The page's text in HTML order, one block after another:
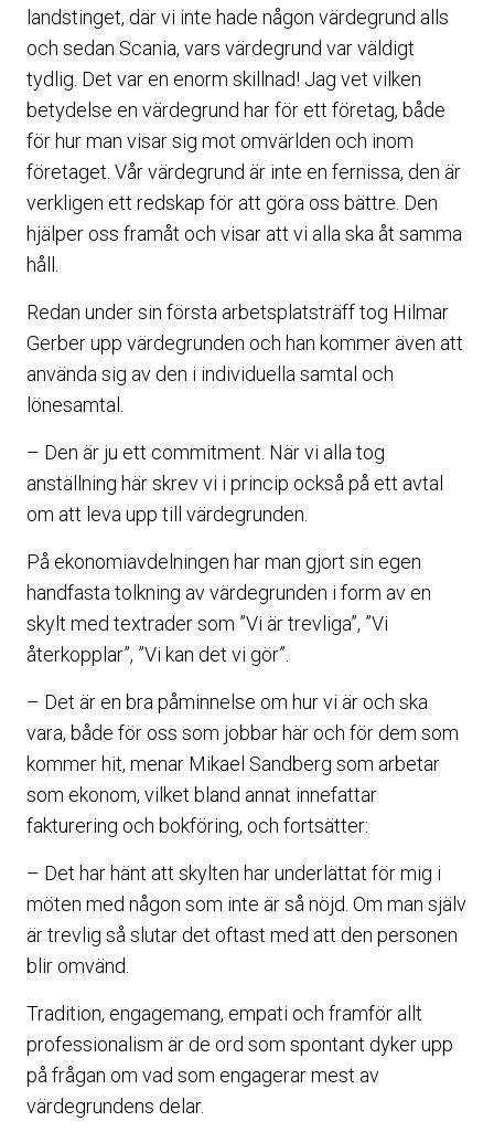
landstinget, där vi inte hade någon värdegrund alls
och sedan Scania, vars värdegrund var väldigt
tydlig. Det var en enorm skillnad! Jag vet vilken
betydelse en värdegrund har för ett företag, både
för hur man visar sig mot omvärlden och inom
företaget. Vår värdegrund är inte en fernissa, den är
verkligen ett redskap för att göra oss bättre. Den
hjälper oss framåt och visar att vi alla ska åt samma
håll.
Redan under sin första arbetsplatsträff tog Hilmar
Gerber upp värdegrunden och han kommer även att
använda sig av den i individuella samtal och
lönesamtal.
– Den är ju ett commitment. När vi alla tog
anställning här skrev vi i princip också på ett avtal
om att leva upp till värdegrunden.
På ekonomiavdelningen har man gjort sin egen
handfasta tolkning av värdegrunden i form av en
skylt med textrader som ”Vi är trevliga”, ”Vi
återkopplar”, ”Vi kan det vi gör”.
– Det är en bra påminnelse om hur vi är och ska
vara, både för oss som jobbar här och för dem som
kommer hit, menar Mikael Sandberg som arbetar
som ekonom, vilket bland annat innefattar
fakturering och bokföring, och fortsätter:
– Det har hänt att skylten har underlättat för mig i
möten med någon som inte är så nöjd. Om man själv
är trevlig så slutar det oftast med att den personen
blir omvänd.
Tradition, engagemang, empati och framför allt
professionalism är de ord som spontant dyker upp
på frågan om vad som engagerar mest av
värdegrundens delar.